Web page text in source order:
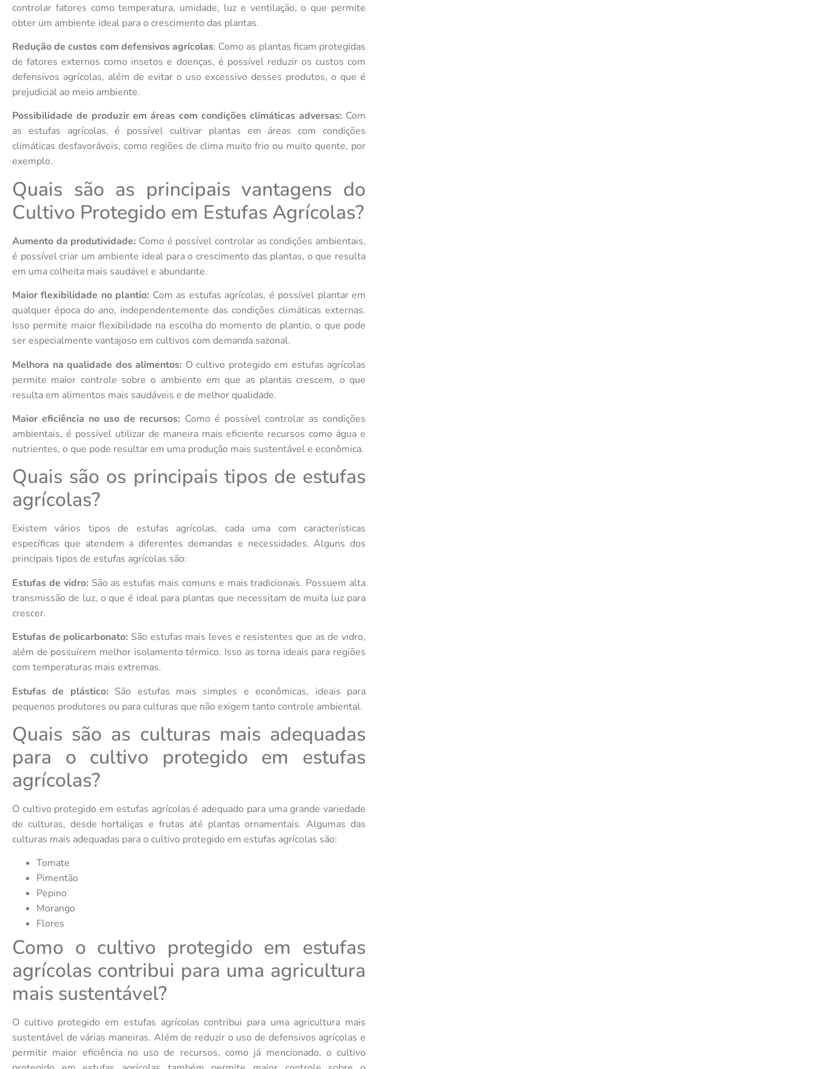
controlar fatores como temperatura, umidade, luz e ventilação, o que permite
obter um ambiente ideal para o crescimento das plantas.
Redução de custos com defensivos agrícolas: Como as plantas ficam protegidas
de fatores externos como insetos e doenças, é possível reduzir os custos com
defensivos agrícolas, além de evitar o uso excessivo desses produtos, o que é
prejudicial ao meio ambiente.
Possibilidade de produzir em áreas com condições climáticas adversas: Com
as estufas agrícolas, é possível cultivar plantas em áreas com condições
climáticas desfavoráveis, como regiões de clima muito frio ou muito quente, por
exemplo.
Quais são as principais vantagens do
Cultivo Protegido em Estufas Agrícolas?
Aumento da produtividade: Como é possível controlar as condições ambientais,
é possível criar um ambiente ideal para o crescimento das plantas, o que resulta
em uma colheita mais saudável e abundante.
Maior flexibilidade no plantio: Com as estufas agrícolas, é possível plantar em
qualquer época do ano, independentemente das condições climáticas externas.
Isso permite maior flexibilidade na escolha do momento de plantio, o que pode
ser especialmente vantajoso em cultivos com demanda sazonal.
Melhora na qualidade dos alimentos: O cultivo protegido em estufas agrícolas
permite maior controle sobre o ambiente em que as plantas crescem, o que
resulta em alimentos mais saudáveis e de melhor qualidade.
Maior eficiência no uso de recursos: Como é possível controlar as condições
ambientais, é possível utilizar de maneira mais eficiente recursos como água e
nutrientes, o que pode resultar em uma produção mais sustentável e econômica.
Quais são os principais tipos de estufas
agrícolas?
Existem vários tipos de estufas agrícolas, cada uma com características
específicas que atendem a diferentes demandas e necessidades. Alguns dos
principais tipos de estufas agrícolas são:
Estufas de vidro: São as estufas mais comuns e mais tradicionais. Possuem alta
transmissão de luz, o que é ideal para plantas que necessitam de muita luz para
crescer.
Estufas de policarbonato: São estufas mais leves e resistentes que as de vidro,
além de possuírem melhor isolamento térmico. Isso as torna ideais para regiões
com temperaturas mais extremas.
Estufas de plástico: São estufas mais simples e econômicas, ideais para
pequenos produtores ou para culturas que não exigem tanto controle ambiental.
Quais são as culturas mais adequadas
para o cultivo protegido em estufas
agrícolas?
O cultivo protegido em estufas agrícolas é adequado para uma grande variedade
de culturas, desde hortaliças e frutas até plantas ornamentais. Algumas das
culturas mais adequadas para o cultivo protegido em estufas agrícolas são:
Tomate
Pimentão
Pepino
Morango
Flores
Como o cultivo protegido em estufas
agrícolas contribui para uma agricultura
mais sustentável?
O cultivo protegido em estufas agrícolas contribui para uma agricultura mais
sustentável de várias maneiras. Além de reduzir o uso de defensivos agrícolas e
permitir maior eficiência no uso de recursos, como já mencionado, o cultivo